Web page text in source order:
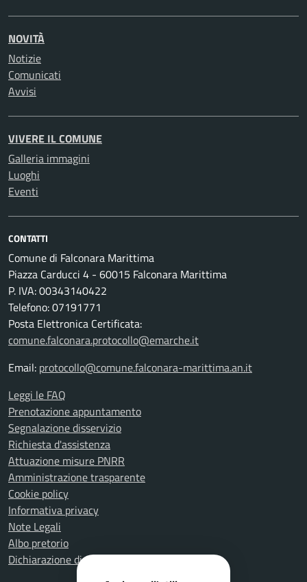
NOVITÀ
Notizie
Comunicati
Avvisi
VIVERE IL COMUNE
Galleria immagini
Luoghi
Eventi
CONTATTI
Comune di Falconara Marittima
Piazza Carducci 4 - 60015 Falconara Marittima
P. IVA: 00343140422
Telefono: 07191771
Posta Elettronica Certificata:
comune.falconara.protocollo@emarche.it
Email: protocollo@comune.falconara-marittima.an.it
Leggi le FAQ
Prenotazione appuntamento
Segnalazione disservizio
Richiesta d'assistenza
Attuazione misure PNRR
Amministrazione trasparente
Cookie policy
Informativa privacy
Note Legali
Albo pretorio
Dichiarazione di accessibilità